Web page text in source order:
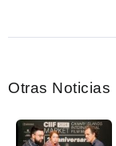
Otras Noticias